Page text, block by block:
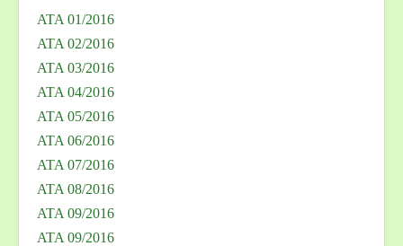
ATA 01/2016
ATA 02/2016
ATA 03/2016
ATA 04/2016
ATA 05/2016
ATA 06/2016
ATA 07/2016
ATA 08/2016
ATA 09/2016
ATA 09/2016